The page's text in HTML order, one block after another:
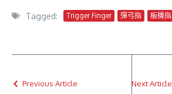
Tagged: Trigger Finger 彈弓指 板機指
Previous Article Next Article